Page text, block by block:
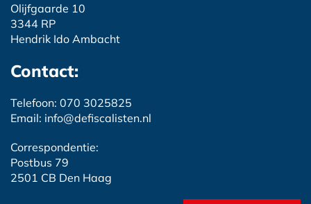
Olijfgaarde 10
3344 RP
Hendrik Ido Ambacht
Contact:
Telefoon: 070 3025825
Email: info@defiscalisten.nl
Correspondentie:
Postbus 79
2501 CB Den Haag